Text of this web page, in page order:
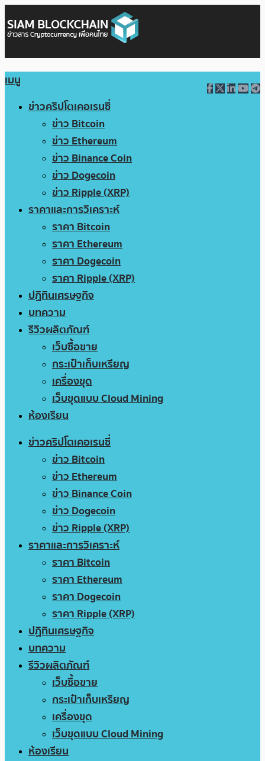
เมนู
ข่าวคริปโตเคอเรนซี่
ข่าว Bitcoin
ข่าว Ethereum
ข่าว Binance Coin
ข่าว Dogecoin
ข่าว Ripple (XRP)
ราคาและการวิเคราะห์
ราคา Bitcoin
ราคา Ethereum
ราคา Dogecoin
ราคา Ripple (XRP)
ปฏิทินเศรษฐกิจ
บทความ
รีวิวผลิตภัณฑ์
เว็บซื้อขาย
กระเป๋าเก็บเหรียญ
เครื่องขุด
เว็บขุดแบบ Cloud Mining
ห้องเรียน
ข่าวคริปโตเคอเรนซี่
ข่าว Bitcoin
ข่าว Ethereum
ข่าว Binance Coin
ข่าว Dogecoin
ข่าว Ripple (XRP)
ราคาและการวิเคราะห์
ราคา Bitcoin
ราคา Ethereum
ราคา Dogecoin
ราคา Ripple (XRP)
ปฏิทินเศรษฐกิจ
บทความ
รีวิวผลิตภัณฑ์
เว็บซื้อขาย
กระเป๋าเก็บเหรียญ
เครื่องขุด
เว็บขุดแบบ Cloud Mining
ห้องเรียน